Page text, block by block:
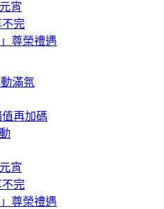
宵
完
尊榮禮遇
滿氛
再加碼
宵
完
尊榮禮遇